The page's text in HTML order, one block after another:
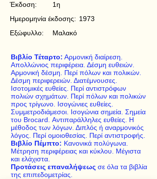
Έκδοση:
1η
Ημερομηνία έκδοσης: 1973
Εξώφυλλο:
Μαλακό
Βιβλίο Τέταρτο: Αρμονική διαίρεση.
Απολλώνιος περιφέρεια. Δέσμη ευθειών.
Αρμονική δέσμη. Περί πόλων και πολικών.
Δέσμη περιφερειών. Διατέμνουσες.
Ισοτομικές ευθείες. Περί αντιστρόφων
πολιών σχημάτων. Περί πόλων και πολικών
προς τρίγωνο. Ισογώνιες ευθείες.
Συμμετροδιάμεσοι. Ισογώνια σημεία. Σημεία
του Brocard. Αντιπαράλληλες ευθείες. Η
μέθοδος των λόγων. Διπλός ή αναρμονικός
λόγος. Περί ομοιοθεσίας. Περί αντιστροφής.
Βιβλίο Πέμπτο: Κανονικά πολύγωνα.
Μέτρηση περιφέρειας και κύκλου. Μέγιστα
και ελάχιστα.
Προτάσεις επαναλήψεως σε όλα τα βιβλία
της επιπεδομετρίας.